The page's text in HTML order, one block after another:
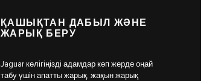
ҚАШЫҚТАН ДАБЫЛ ЖӘНЕ
ЖАРЫҚ БЕРУ
Jaguar көлігіңізді адамдар көп жерде оңай
табу үшін апатты жарық, жақын жарық